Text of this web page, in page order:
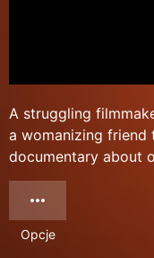
A struggling
a womanizing
documentary about
Opcje